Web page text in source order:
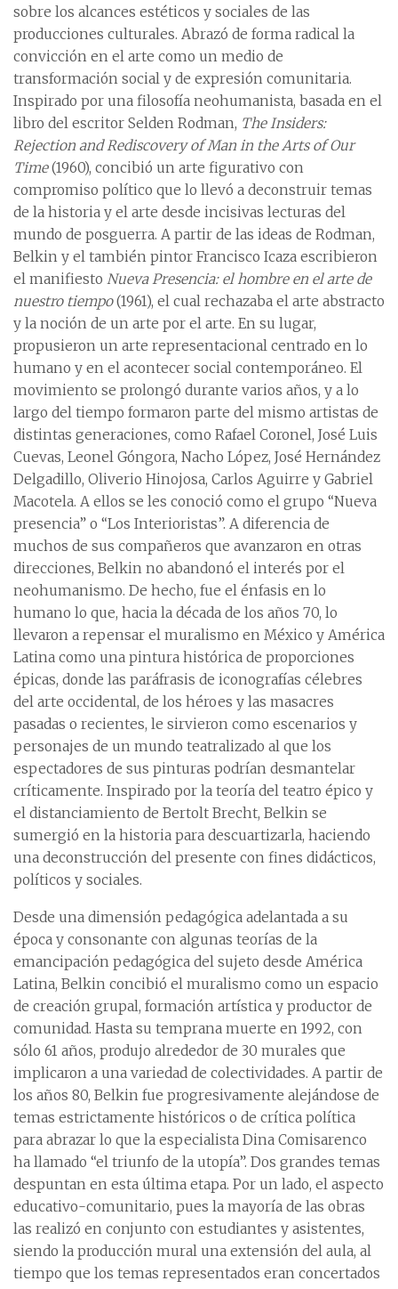
sobre los alcances estéticos y sociales de las
producciones culturales. Abrazó de forma radical la
convicción en el arte como un medio de
transformación social y de expresión comunitaria.
Inspirado por una filosofía neohumanista, basada en el
libro del escritor Selden Rodman, The Insiders:
Rejection and Rediscovery of Man in the Arts of Our
Time(1960), concibió un arte figurativo con
compromiso político que lo llevó a deconstruir temas
de la historia y el arte desde incisivas lecturas del
mundo de posguerra. A partir de las ideas de Rodman,
Belkin y el también pintor Francisco Icaza escribieron
el manifiesto Nueva Presencia: el hombre en el arte de
nuestro tiempo(1961), el cual rechazaba el arte abstracto
y la noción de un arte por el arte. En su lugar,
propusieron un arte representacional centrado en lo
humano y en el acontecer social contemporáneo. El
movimiento se prolongó durante varios años, y a lo
largo del tiempo formaron parte del mismo artistas de
distintas generaciones, como Rafael Coronel, José Luis
Cuevas, Leonel Góngora, Nacho López, José Hernández
Delgadillo, Oliverio Hinojosa, Carlos Aguirre y Gabriel
Macotela. A ellos se les conoció como el grupo “Nueva
presencia” o “Los Interioristas”. A diferencia de
muchos de sus compañeros que avanzaron en otras
direcciones, Belkin no abandonó el interés por el
neohumanismo. De hecho, fue el énfasis en lo
humano lo que, hacia la década de los años 70, lo
llevaron a repensar el muralismo en México y América
Latina como una pintura histórica de proporciones
épicas, donde las paráfrasis de iconografías célebres
del arte occidental, de los héroes y las masacres
pasadas o recientes, le sirvieron como escenarios y
personajes de un mundo teatralizado al que los
espectadores de sus pinturas podrían desmantelar
críticamente. Inspirado por la teoría del teatro épico y
el distanciamiento de Bertolt Brecht, Belkin se
sumergió en la historia para descuartizarla, haciendo
una deconstrucción del presente con fines didácticos,
políticos y sociales.
Desde una dimensión pedagógica adelantada a su
época y consonante con algunas teorías de la
emancipación pedagógica del sujeto desde América
Latina, Belkin concibió el muralismo como un espacio
de creación grupal, formación artística y productor de
comunidad. Hasta su temprana muerte en 1992, con
sólo 61 años, produjo alrededor de 30 murales que
implicaron a una variedad de colectividades. A partir de
los años 80, Belkin fue progresivamente alejándose de
temas estrictamente históricos o de crítica política
para abrazar lo que la especialista Dina Comisarenco
ha llamado “el triunfo de la utopía”. Dos grandes temas
despuntan en esta última etapa. Por un lado, el aspecto
educativo-comunitario, pues la mayoría de las obras
las realizó en conjunto con estudiantes y asistentes,
siendo la producción mural una extensión del aula, al
tiempo que los temas representados eran concertados